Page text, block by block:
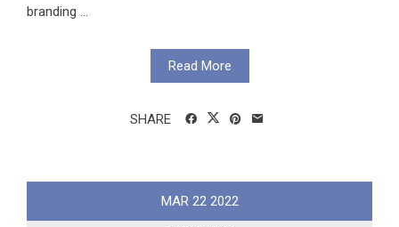
branding ...
Read More
SHARE
MAR 22 2022